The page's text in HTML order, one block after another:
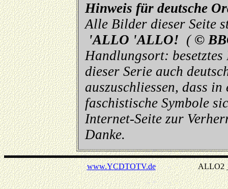
Hinweis für deutsche
Alle Bilder dieser Seite
'ALLO 'ALLO! ( ©
Handlungsort:
dieser Serie auch
auszuschliessen, dass in
faschistische Symbole
Internet-Seite zur
Danke.
www.YCDTOTV.deALLO2 _